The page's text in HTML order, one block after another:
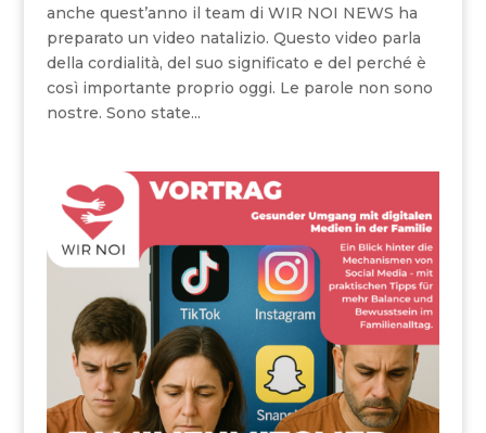
anche quest’anno il team di WIR NOI NEWS ha
preparato un video natalizio. Questo video parla
della cordialità, del suo significato e del perché è
così importante proprio oggi. Le parole non sono
nostre. Sono state...